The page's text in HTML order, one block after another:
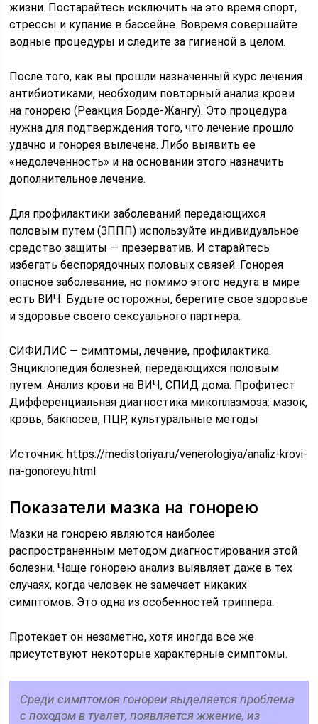
жизни. Постарайтесь исключить на это время спорт,
стрессы и купание в бассейне. Вовремя совершайте
водные процедуры и следите за гигиеной в целом.
После того, как вы прошли назначенный курс лечения
антибиотиками, необходим повторный анализ крови
на гонорею (Реакция Борде-Жангу). Это процедура
нужна для подтверждения того, что лечение прошло
удачно и гонорея вылечена. Либо выявить ее
«недолеченность» и на основании этого назначить
дополнительное лечение.
Для профилактики заболеваний передающихся
половым путем (ЗППП) используйте индивидуальное
средство защиты — презерватив. И старайтесь
избегать беспорядочных половых связей. Гонорея
опасное заболевание, но помимо этого недуга в мире
есть ВИЧ. Будьте осторожны, берегите свое здоровье
и здоровье своего сексуального партнера.
СИФИЛИС — симптомы, лечение, профилактика.
Энциклопедия болезней, передающихся половым
путем.Анализ крови на ВИЧ, СПИД дома. Профитест
Дифференциальная диагностика микоплазмоза: мазок,
кровь, бакпосев, ПЦР, культуральные методы
Источник:https://medistoriya.ru/venerologiya/analiz-krovi-
na-gonoreyu.html
Показатели мазка на гонорею
Мазки на гонорею являются наиболее
распространенным методом диагностирования этой
болезни. Чаще гонорею анализ выявляет даже в тех
случаях, когда человек не замечает никаких
симптомов. Это одна из особенностей триппера.
Протекает он незаметно, хотя иногда все же
присутствуют некоторые характерные симптомы.
Среди симптомов гонореи выделяется проблема
с походом в туалет, появляется жжение, из